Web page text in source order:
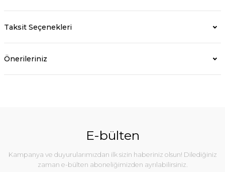
Taksit Seçenekleri
Önerileriniz
E-bülten
Kampanya ve duyurularımızdan ilk sizin haberiniz olsun! Dilediğiniz
zaman e-bülten aboneliğimizden ayrılabilirsiniz.